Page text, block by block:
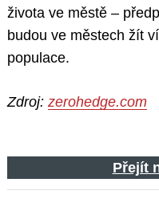
života ve městě –
budou ve městech žít
populace.
Zdroj: zerohedge.com
Přejít